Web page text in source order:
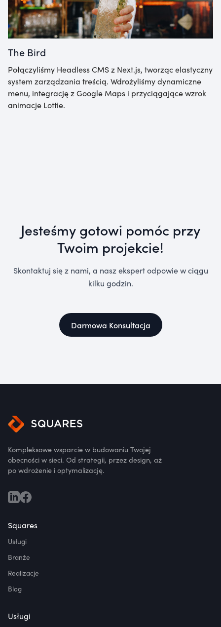
The Bird
Połączyliśmy Headless CMS z Next.js, tworząc elastyczny
system zarządzania treścią. Wdrożyliśmy dynamiczne
menu, integrację z Google Maps i przyciągające wzrok
animacje Lottie.
Jesteśmy gotowi pomóc przy
Twoim projekcie!
Skontaktuj się z nami, a nasz ekspert odpowie w ciągu
kilku godzin.
Darmowa Konsultacja
Kompleksowe wsparcie w budowaniu Twojej
obecności w sieci. Od strategii, przez design, aż
po wdrożenie i optymalizację.
Squares
Usługi
Branże
Realizacje
Blog
Usługi